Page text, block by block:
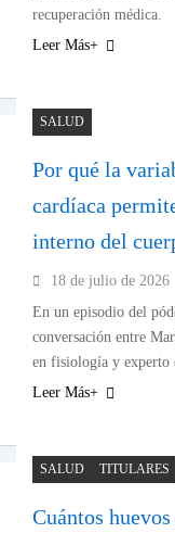
recuperación médica.
Leer Más+
SALUD
Por qué la
cardíaca
interno del
18 de julio de 2026
En un episodio del
conversación entre
en fisiología y
Leer Más+
SALUD TITULARES
Cuántos